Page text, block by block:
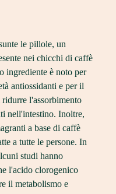
le pillole, un
nei chicchi di caffè
ingrediente è noto per
antiossidanti e per il
ridurre l'assorbimento
nell'intestino. Inoltre,
a base di caffè
a tutte le persone. In
studi hanno
l'acido clorogenico
il metabolismo e